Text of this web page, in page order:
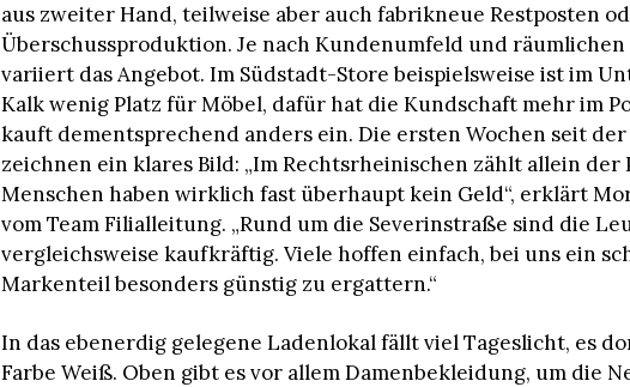
aus zweiter Hand, teilweise aber auch fabrikneue Restposten
Überschussproduktion. Je nach Kundenumfeld und
variiert das Angebot. Im Südstadt-Store beispielsweise ist im
Kalk wenig Platz für Möbel, dafür hat die Kundschaft mehr im
kauft dementsprechend anders ein. Die ersten Wochen seit
zeichnen ein klares Bild: „Im Rechtsrheinischen zählt allein der
Menschen haben wirklich fast überhaupt kein Geld“, erklärt
vom Team Filialleitung. „Rund um die Severinstraße sind die
vergleichsweise kaufkräftig. Viele hoffen einfach, bei uns ein
Markenteil besonders günstig zu ergattern.“
In das ebenerdig gelegene Ladenlokal fällt viel Tageslicht, es
Farbe Weiß. Oben gibt es vor allem Damenbekleidung, um die